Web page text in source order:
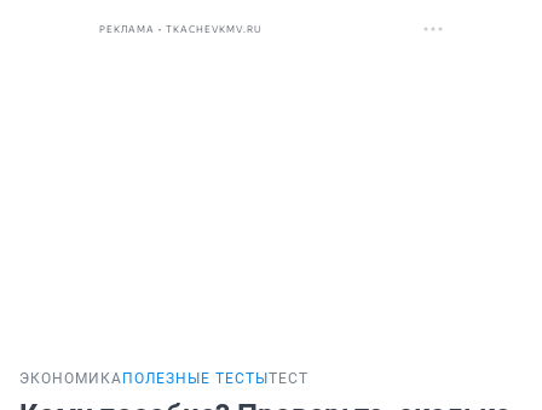
РЕКЛАМА • TKACHEVKMV.RU
ЭКОНОМИКА ПОЛЕЗНЫЕ ТЕСТЫ ТЕСТ